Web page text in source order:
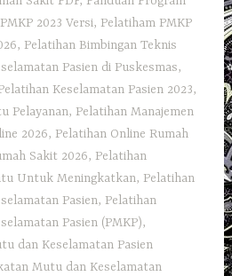
2023 Versi, Pelatiham PMKP
, Pelatihan Bimbingan Teknis
Pasien di Puskesmas,
Keselamatan Pasien 2023,
Pelayanan, Pelatihan Manajemen
2026, Pelatihan Online Rumah
Sakit 2026, Pelatihan
Untuk Meningkatkan, Pelatihan
Pasien, Pelatihan
Pasien (PMKP),
dan Keselamatan Pasien
Mutu dan Keselamatan